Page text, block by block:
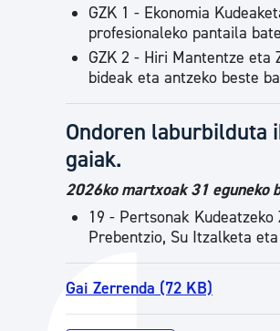
GZK 1 - Ekonomia
profesionaleko pantaila
GZK 2 - Hiri Mantentze eta
bideak eta antzeko beste
Ondoren laburbilduta
gaiak.
2026ko martxoak 31 eguneko
19 - Pertsonak
Prebentzio, Su Itzalketa
Gai Zerrenda (72 KB)